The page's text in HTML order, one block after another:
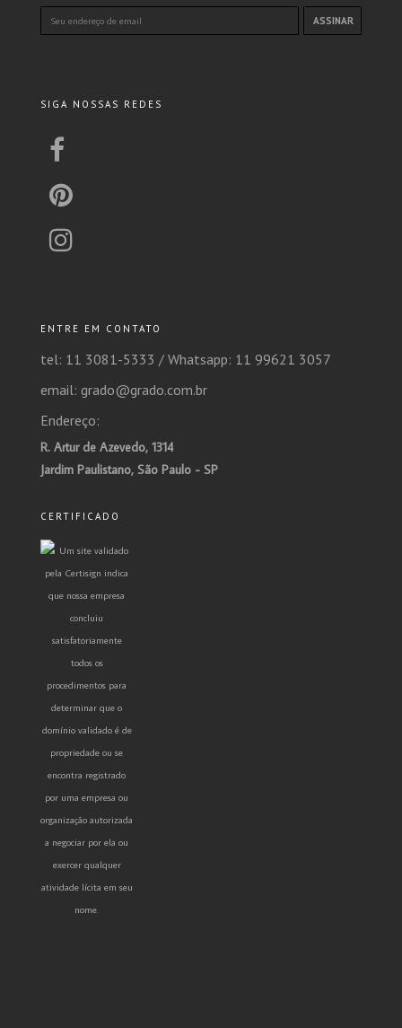
SIGA NOSSAS REDES
ENTRE EM CONTATO
tel: 11 3081-5333 / Whatsapp: 11 99621 3057
email: grado@grado.com.br
Endereço:
R. Artur de Azevedo, 1314
Jardim Paulistano, São Paulo - SP
CERTIFICADO